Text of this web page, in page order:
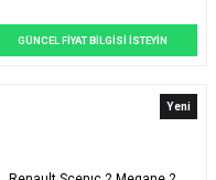
GÜNCEL FİYAT BİLGİSİ İSTEYİN
Yeni